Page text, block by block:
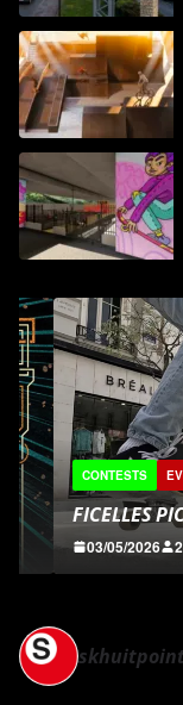
CONTESTS EVENTS
FICELLES
03/05/2026 2-fre